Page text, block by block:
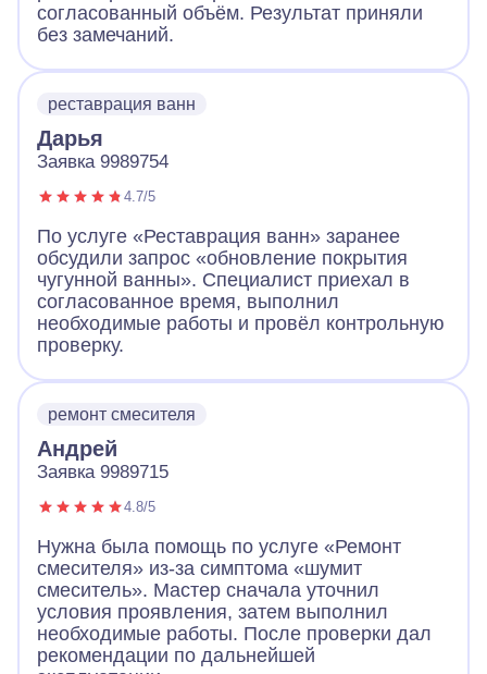
согласованный объём. Результат приняли
без замечаний.
реставрация ванн
Дарья
Заявка 9989754
4.7/5
По услуге «Реставрация ванн» заранее
обсудили запрос «обновление покрытия
чугунной ванны». Специалист приехал в
согласованное время, выполнил
необходимые работы и провёл контрольную
проверку.
ремонт смесителя
Андрей
Заявка 9989715
4.8/5
Нужна была помощь по услуге «Ремонт
смесителя» из-за симптома «шумит
смеситель». Мастер сначала уточнил
условия проявления, затем выполнил
необходимые работы. После проверки дал
рекомендации по дальнейшей